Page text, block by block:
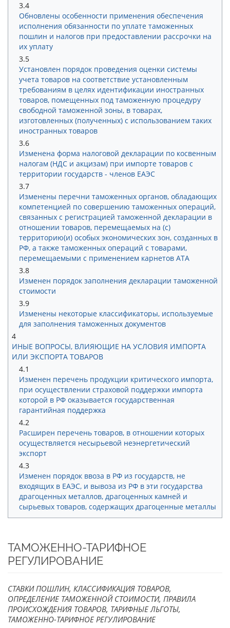
3.4
Обновлены особенности применения обеспечения
исполнения обязанности по уплате таможенных
пошлин и налогов при предоставлении рассрочки на
их уплату
3.5
Установлен порядок проведения оценки системы
учета товаров на соответствие установленным
требованиям в целях идентификации иностранных
товаров, помещенных под таможенную процедуру
свободной таможенной зоны, в товарах,
изготовленных (полученных) с использованием таких
иностранных товаров
3.6
Изменена форма налоговой декларации по косвенным
налогам (НДС и акцизам) при импорте товаров с
территории государств - членов ЕАЭС
3.7
Изменены перечни таможенных органов, обладающих
компетенцией по совершению таможенных операций,
связанных с регистрацией таможенной декларации в
отношении товаров, перемещаемых на (с)
территорию(и) особых экономических зон, созданных в
РФ, а также таможенных операций с товарами,
перемещаемыми с применением карнетов АТА
3.8
Изменен порядок заполнения декларации таможенной
стоимости
3.9
Изменены некоторые классификаторы, используемые
для заполнения таможенных документов
4
ИНЫЕ ВОПРОСЫ, ВЛИЯЮЩИЕ НА УСЛОВИЯ ИМПОРТА
ИЛИ ЭКСПОРТА ТОВАРОВ
4.1
Изменен перечень продукции критического импорта,
при осуществлении страховой поддержки импорта
которой в РФ оказывается государственная
гарантийная поддержка
4.2
Расширен перечень товаров, в отношении которых
осуществляется несырьевой неэнергетический
экспорт
4.3
Изменен порядок ввоза в РФ из государств, не
входящих в ЕАЭС, и вывоза из РФ в эти государства
драгоценных металлов, драгоценных камней и
сырьевых товаров, содержащих драгоценные металлы
ТАМОЖЕННО-ТАРИФНОЕ
РЕГУЛИРОВАНИЕ
СТАВКИ ПОШЛИН, КЛАССИФИКАЦИЯ ТОВАРОВ,
ОПРЕДЕЛЕНИЕ ТАМОЖЕННОЙ СТОИМОСТИ, ПРАВИЛА
ПРОИСХОЖДЕНИЯ ТОВАРОВ, ТАРИФНЫЕ ЛЬГОТЫ,
ТАМОЖЕННО-ТАРИФНОЕ РЕГУЛИРОВАНИЕ